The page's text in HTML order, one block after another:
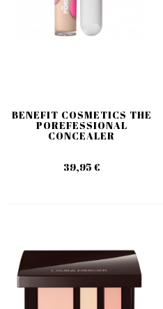
BENEFIT COSMETICS THE
POREFESSIONAL
CONCEALER
39,95 €